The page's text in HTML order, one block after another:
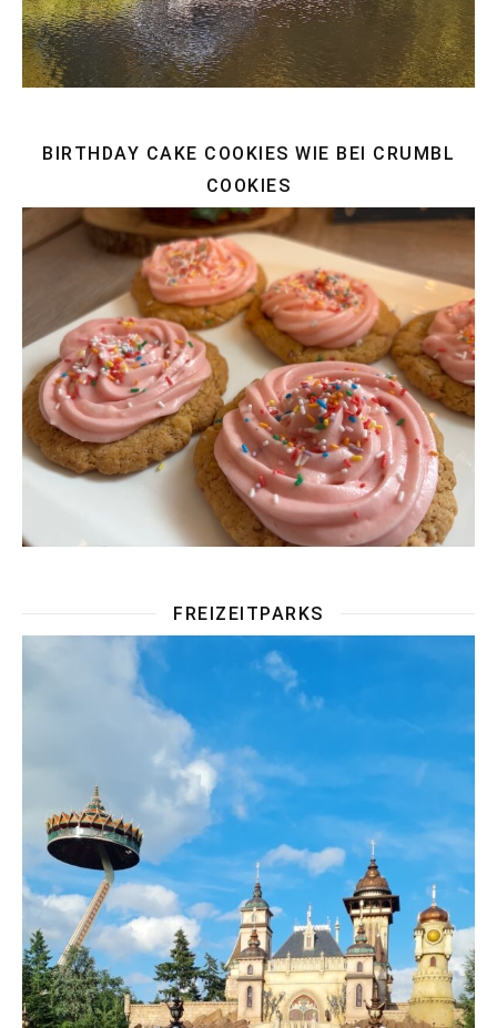
BIRTHDAY CAKE COOKIES WIE BEI CRUMBL
COOKIES
FREIZEITPARKS